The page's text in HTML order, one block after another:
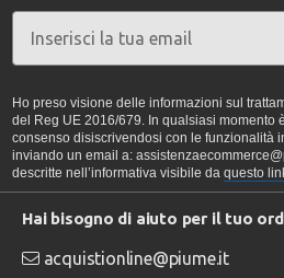
Ho preso visione delle informazioni sul
del Reg UE 2016/679. In qualsiasi momento
consenso disiscrivendosi con le funzionalità
inviando un email a:
descritte nell’informativa visibile da questo
Hai bisogno di aiuto per il tuo
acquistionline@piume.it